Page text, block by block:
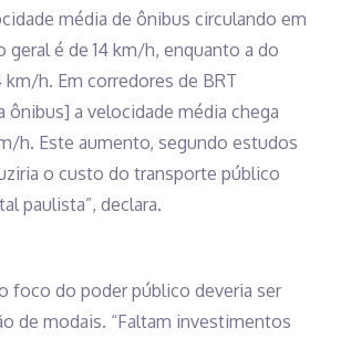
média de ônibus circulando em
geral é de 14 km/h, enquanto a do
km/h. Em corredores de BRT
ônibus] a velocidade média chega
h. Este aumento, segundo estudos
o custo do transporte público
paulista”, declara.
foco do poder público deveria ser
de modais. “Faltam investimentos